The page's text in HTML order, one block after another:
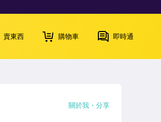
賣東西 購物車 即時通
關於我 分享